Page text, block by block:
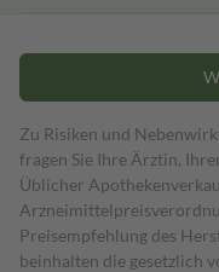
Zu Risiken und
fragen Sie Ihre Ärztin,
Üblicher
Preisempfehlung des
beinhalten die gesetzlich